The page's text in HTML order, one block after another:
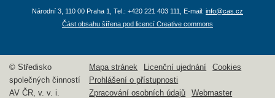
Národní 3, 110 00 Praha 1, Tel.: +420 221 403 111, E-mail: info@cas.cz
Část obsahu šířena pod licencí Creative commons
© Středisko
společných činností
AV ČR, v. v. i.
Mapa stránek Licenční ujednání
Cookies
Prohlášení o přístupnosti
Zpracování osobních údajů
Webmaster